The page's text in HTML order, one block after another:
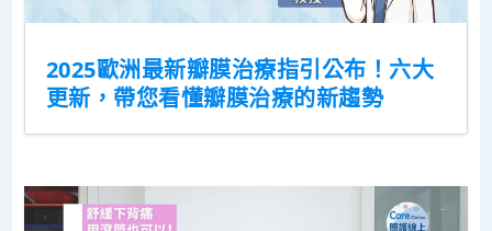
2025歐洲最新瓣膜治療指引公布！六大
更新，帶您看懂瓣膜治療的新趨勢